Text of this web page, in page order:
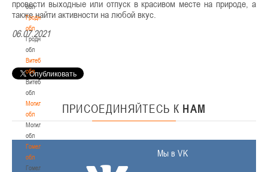
обл
Гродненская
обл
Гродненская
обл
Витебская
обл
Витебская
обл
Могилевская
обл
Могилевская
обл
Гомельская
обл
Гомельская
провести выходные или отпуск в красивом месте на природе, а
также найти активности на любой вкус.
06.07.2021
ПРИСОЕДИНЯЙТЕСЬ К НАМ
Мы в VK